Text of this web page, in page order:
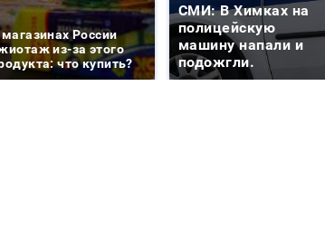
России
из-за этого
что купить?
СМИ: В Химках на
полицейскую
машину напали и
подожгли.